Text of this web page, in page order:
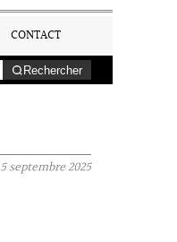
CONTACT
Rechercher
5 septembre 2025